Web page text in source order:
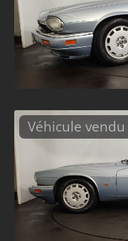
Véhicule vendu